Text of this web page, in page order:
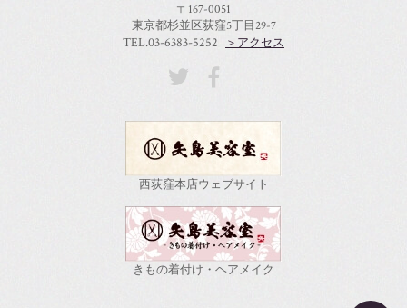
〒167-0051
東京都杉並区荻窪5丁目29-7
TEL.03-6383-5252 ＞アクセス
西荻窪本店ウェブサイト
きもの着付け・ヘアメイク